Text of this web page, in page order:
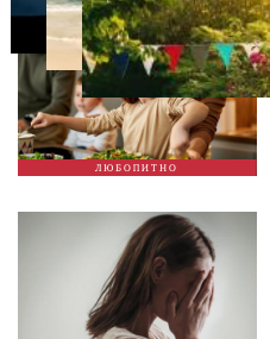
ЛЮБОПИТНО